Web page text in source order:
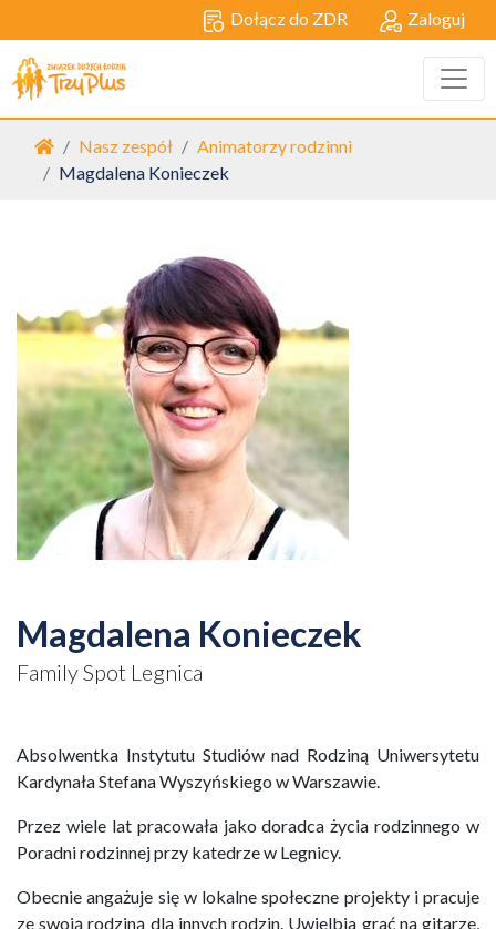
Dołącz do ZDR Zaloguj
Strona główna
Nasz zespół
Animatorzy rodzinni
Magdalena Konieczek
Magdalena Konieczek
Family Spot Legnica
Absolwentka Instytutu Studiów nad Rodziną Uniwersytetu
Kardynała Stefana Wyszyńskiego w Warszawie.
Przez wiele lat pracowała jako doradca życia rodzinnego w
Poradni rodzinnej przy katedrze w Legnicy.
Obecnie angażuje się w lokalne społeczne projekty i pracuje
ze swoją rodziną dla innych rodzin. Uwielbia grać na gitarze,